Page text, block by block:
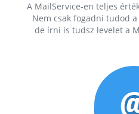
A MailService-en teljes
Nem csak fogadni tudod
de írni is tudsz levelet a